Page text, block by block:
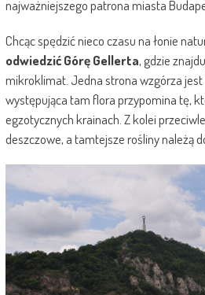
najważniejszego patrona miasta
Chcąc spędzić nieco czasu na łonie
odwiedzić Górę Gellerta, gdzie
mikroklimat. Jedna strona wzgórza jest
występująca tam flora przypomina tę,
egzotycznych krainach. Z kolei
deszczowe, a tamtejsze rośliny należą